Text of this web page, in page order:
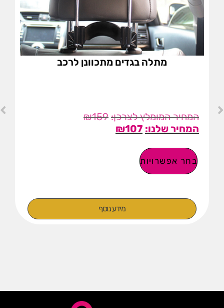
מתלה בגדים מתכוונן לרכב
₪159
₪107
בחר אפשרויות
מידע נוסף